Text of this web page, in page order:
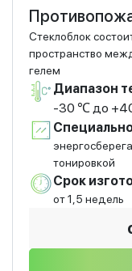
Стеклоблок
пространство
гелем
Диапазон
-30 ℃ до
тонировкой
Срок
от 1,5 недель